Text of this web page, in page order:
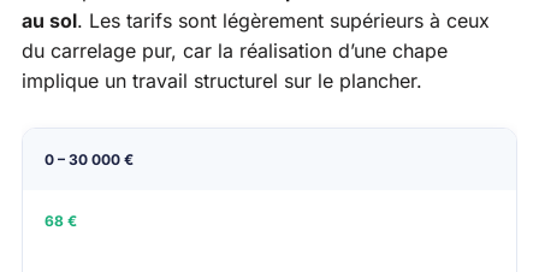
au sol. Les tarifs sont légèrement supérieurs à ceux
du carrelage pur, car la réalisation d’une chape
implique un travail structurel sur le plancher.
CA annuel
0 – 30 000 €
68 €